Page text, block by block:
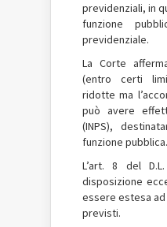
previdenziali, in
funzione
previdenziale.
La Corte
(entro certi
ridotte ma
può avere
(INPS),
funzione pubblica.
L’art. 8 del
disposizione
essere estesa
previsti.